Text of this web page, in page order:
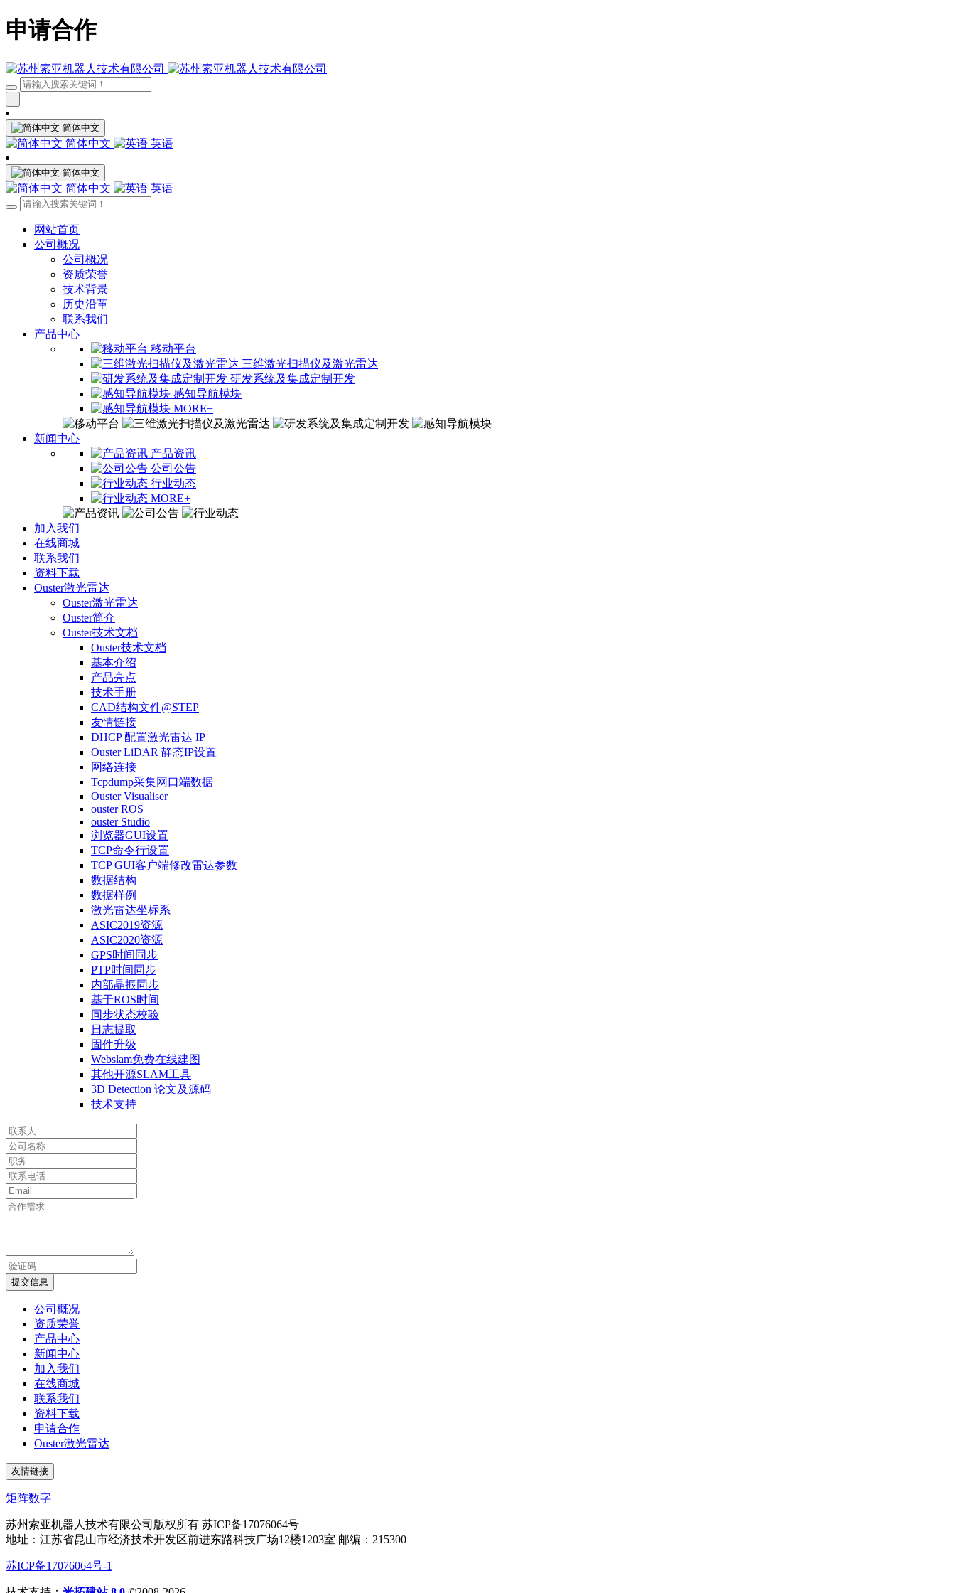
申请合作
简体中文
简体中文 英语
简体中文
简体中文 英语
网站首页
公司概况
公司概况
资质荣誉
技术背景
历史沿革
联系我们
产品中心
移动平台
三维激光扫描仪及激光雷达
研发系统及集成定制开发
感知导航模块
MORE+
新闻中心
产品资讯
公司公告
行业动态
MORE+
加入我们
在线商城
联系我们
资料下载
Ouster激光雷达
Ouster激光雷达
Ouster简介
Ouster技术文档
Ouster技术文档
基本介绍
产品亮点
技术手册
CAD结构文件@STEP
友情链接
DHCP 配置激光雷达 IP
Ouster LiDAR 静态IP设置
网络连接
Tcpdump采集网口端数据
Ouster Visualiser
ouster ROS
ouster Studio
浏览器GUI设置
TCP命令行设置
TCP GUI客户端修改雷达参数
数据结构
数据样例
激光雷达坐标系
ASIC2019资源
ASIC2020资源
GPS时间同步
PTP时间同步
内部晶振同步
基于ROS时间
同步状态校验
日志提取
固件升级
Webslam免费在线建图
其他开源SLAM工具
3D Detection 论文及源码
技术支持
提交信息
公司概况
资质荣誉
产品中心
新闻中心
加入我们
在线商城
联系我们
资料下载
申请合作
Ouster激光雷达
友情链接
矩阵数字
苏州索亚机器人技术有限公司版权所有 苏ICP备17076064号
地址：江苏省昆山市经济技术开发区前进东路科技广场12楼1203室 邮编：215300
苏ICP备17076064号-1